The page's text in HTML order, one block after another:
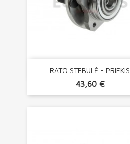
RATO STEBULĖ - PRIEKIS
43,60 €
 Greita peržiūra